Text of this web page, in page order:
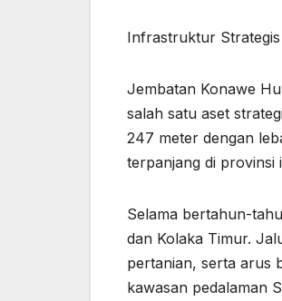
Infrastruktur
Jembatan Konawe
salah satu aset
247 meter dengan
terpanjang di provinsi
Selama bertahun-
dan Kolaka Timur.
pertanian, serta arus
kawasan pedalaman